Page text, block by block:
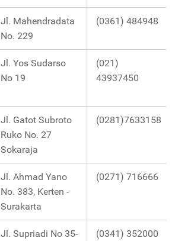
Jl. Mahendradata
No. 229
(0361) 484948
Jl. Yos Sudarso
No 19
(021)
43937450
Jl. Gatot Subroto
Ruko No. 27
Sokaraja
(0281)7633158
Jl. Ahmad Yano
No. 383, Kerten -
Surakarta
(0271) 716666
Jl. Supriadi No 35-
(0341) 352000